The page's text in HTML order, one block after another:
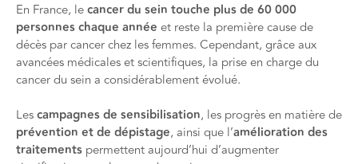
En France, lecancer du sein touche plus de 60 000
personnes chaque année et reste la première cause de
décès par cancer chez les femmes. Cependant, grâce aux
avancées médicales et scientifiques, la prise en charge du
cancer du sein a considérablement évolué.
Lescampagnes de sensibilisation, les progrès en matière de
prévention et de dépistage, ainsi que l’amélioration des
traitements permettent aujourd’hui d’augmenter